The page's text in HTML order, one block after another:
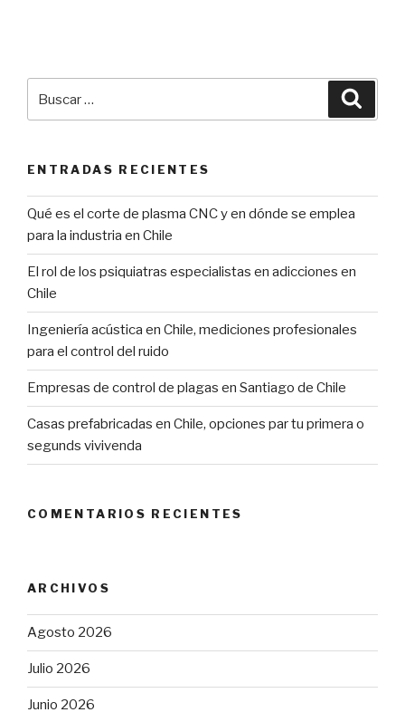
ENTRADAS RECIENTES
Qué es el corte de plasma CNC y en dónde se emplea
para la industria en Chile
El rol de los psiquiatras especialistas en adicciones en
Chile
Ingeniería acústica en Chile, mediciones profesionales
para el control del ruido
Empresas de control de plagas en Santiago de Chile
Casas prefabricadas en Chile, opciones par tu primera o
segunds vivivenda
COMENTARIOS RECIENTES
ARCHIVOS
Agosto 2026
Julio 2026
Junio 2026